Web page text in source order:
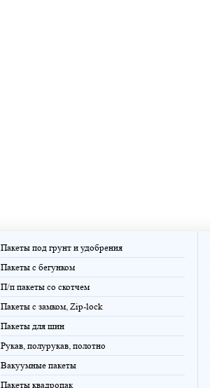
Пакеты под грунт и удобрения
Пакеты с бегунком
П/п пакеты со скотчем
Пакеты с замком, Zip-lock
Пакеты для шин
Рукав, полурукав, полотно
Вакуумные пакеты
Пакеты квадропак